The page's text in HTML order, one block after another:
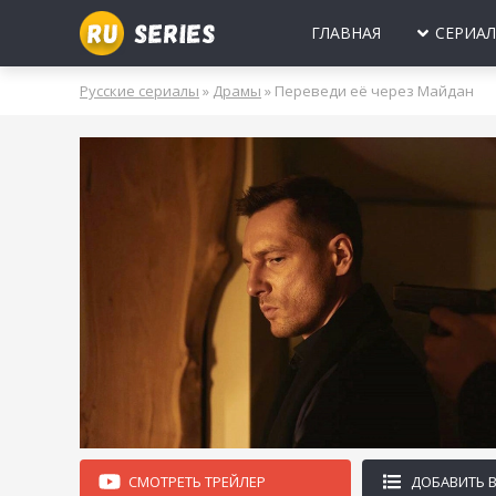
ГЛАВНАЯ
2025 2024 2023 2022 2021 2020
ПРО ШПИОНОВ
ЛЮБОВНЫЕ
Русские сериалы » Драмы » Переведи её через Майдан
СМОТРЕТЬ ТРЕЙЛЕР ДОБАВИТЬ